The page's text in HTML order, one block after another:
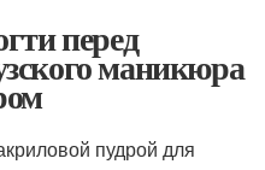
перед
маникюра
пудрой для